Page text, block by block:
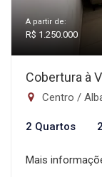
A partir de:
R$ 1.250.000
Cobertura à
Centro /
2 Quartos
Mais